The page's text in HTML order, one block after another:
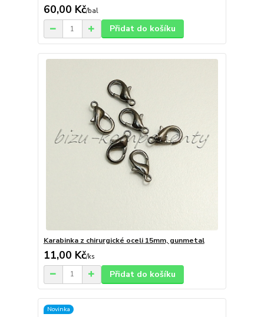
60,00 Kč/bal
Přidat do košíku
Karabinka z chirurgické oceli 15mm, gunmetal
11,00 Kč/ks
Přidat do košíku
Novinka